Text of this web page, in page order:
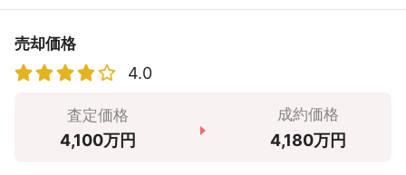
売却価格
4.0
査定価格
4,100万円
成約価格
4,180万円